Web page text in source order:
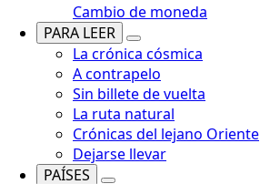
Cambio de moneda
PARA LEER
La crónica cósmica
A contrapelo
Sin billete de vuelta
La ruta natural
Crónicas del lejano Oriente
Dejarse llevar
PAÍSES